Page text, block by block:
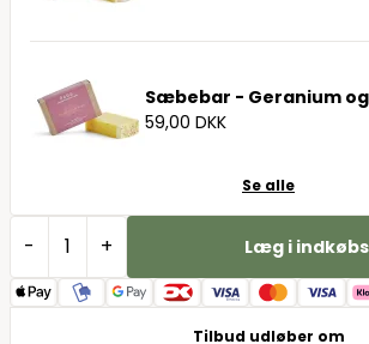
Sæbebar - Geranium og
59,00 DKK
Se alle
- + Læg i
Tilbud udløber om